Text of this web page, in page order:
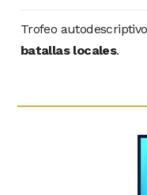
Trofeo
batallas locales.